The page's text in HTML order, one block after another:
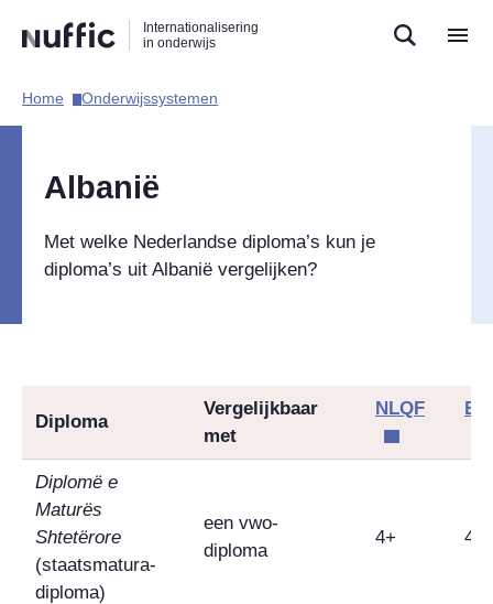
naar
zoekfunctie
naar
hoofdnavigatie
naar
inhoud
Internationalisering
in onderwijs
Hoofdnavigatie
Home​ Onderwijssystemen​
Albanië
Met welke Nederlandse diploma’s kun je
diploma’s uit Albanië vergelijken?
Diploma
Vergelijkbaar
met
NLQF
Diplomë e
Maturës
Shtetërore
(staatsmatura-
diploma)
een vwo-
diploma
4+ 4